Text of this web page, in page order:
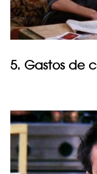
5. Gastos de